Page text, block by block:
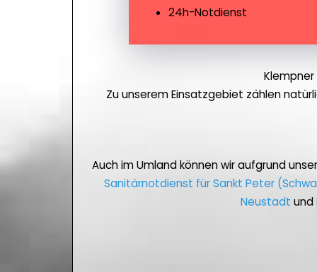
24h-Notdienst
Zu unserem Einsatzgebiet zählen
Auch im Umland können wir aufgrund
Sanitärnotdienst für Sankt Peter
Neustadt und